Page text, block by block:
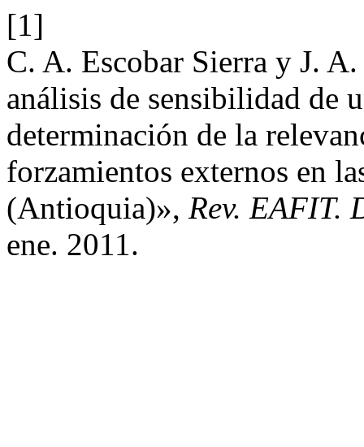
[1]
C. A. Escobar Sierra y J.
análisis de sensibilidad de
determinación de la
forzamientos externos en
(Antioquia)», Rev. EAFIT.
ene. 2011.